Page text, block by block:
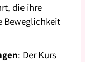
die ihre
Beweglichkeit
: Der Kurs